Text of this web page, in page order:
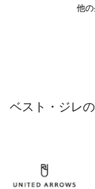
他の
ベスト・ジレ